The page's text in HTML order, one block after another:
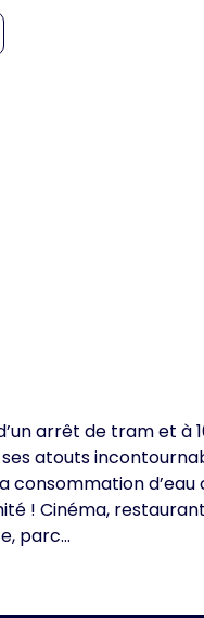
arrêt de tram et à
atouts
d’eau
! Cinéma,
parc…